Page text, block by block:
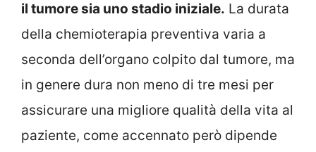
il tumore sia uno stadio iniziale. La durata
della chemioterapia preventiva varia a
seconda dell’organo colpito dal tumore, ma
in genere dura non meno di tre mesi per
assicurare una migliore qualità della vita al
paziente, come accennato però dipende